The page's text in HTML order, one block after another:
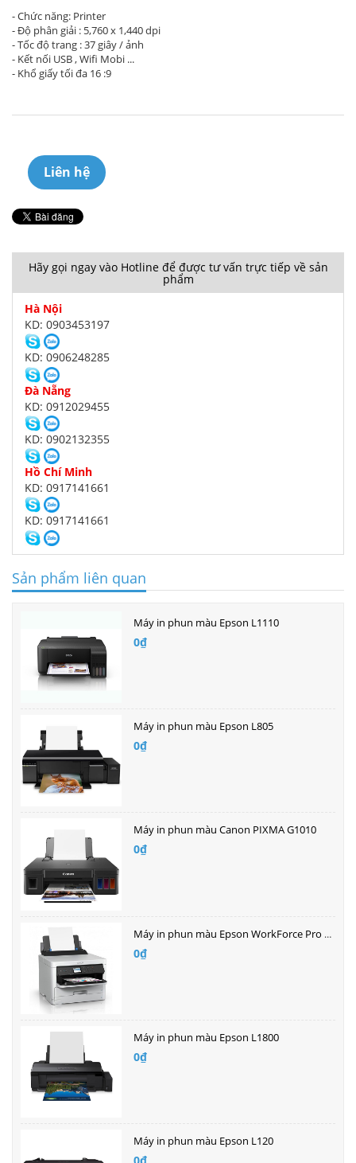
- Chức năng: Printer
- Độ phân giải : 5,760 x 1,440 dpi
- Tốc độ trang : 37 giây / ảnh
- Kết nối USB , Wifi Mobi ...
- Khổ giấy tối đa 16 :9
Liên hệ
Hãy gọi ngay vào Hotline để được tư vấn trực tiếp về sản
phẩm
Hà Nội
KD: 0903453197
KD: 0906248285
Đà Nẵng
KD: 0912029455
KD: 0902132355
Hồ Chí Minh
KD: 0917141661
KD: 0917141661
Sản phẩm liên quan
Máy in phun màu Epson L1110
0₫
Máy in phun màu Epson L805
0₫
Máy in phun màu Canon PIXMA G1010
0₫
Máy in phun màu Epson WorkForce Pro WF-C5290
0₫
Máy in phun màu Epson L1800
0₫
Máy in phun màu Epson L120